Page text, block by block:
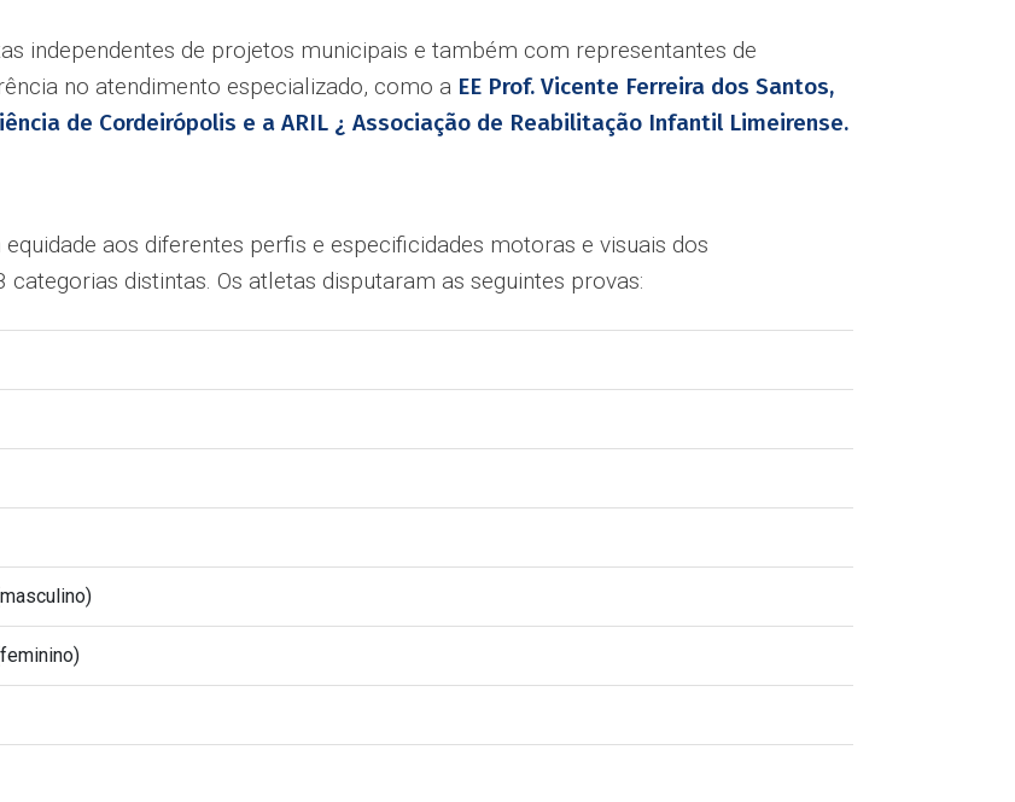
independentes de projetos municipais e também com representantes de
no atendimento especializado, como a EE Prof. Vicente Ferreira dos Santos,
de Cordeirópolis e a ARIL ¿ Associação de Reabilitação Infantil Limeirense.
aos diferentes perfis e especificidades motoras e visuais dos
distintas. Os atletas disputaram as seguintes provas: